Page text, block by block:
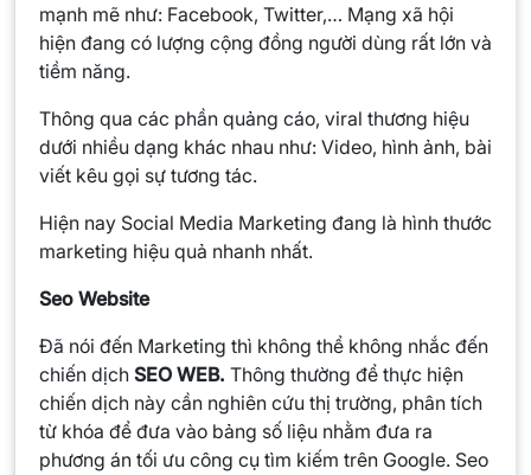
mạnh mẽ như: Facebook, Twitter,… Mạng xã hội
hiện đang có lượng cộng đồng người dùng rất lớn và
tiềm năng.
Thông qua các phần quảng cáo, viral thương hiệu
dưới nhiều dạng khác nhau như: Video, hình ảnh, bài
viết kêu gọi sự tương tác.
Hiện nay Social Media Marketing đang là hình thước
marketing hiệu quả nhanh nhất.
Seo Website
Đã nói đến Marketing thì không thể không nhắc đến
chiến dịch SEO WEB. Thông thường để thực hiện
chiến dịch này cần nghiên cứu thị trường, phân tích
từ khóa để đưa vào bảng số liệu nhằm đưa ra
phương án tối ưu công cụ tìm kiếm trên Google. Seo